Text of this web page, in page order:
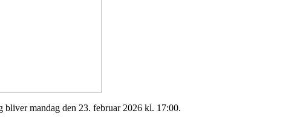
mandag den 23. februar 2026 kl. 17:00.